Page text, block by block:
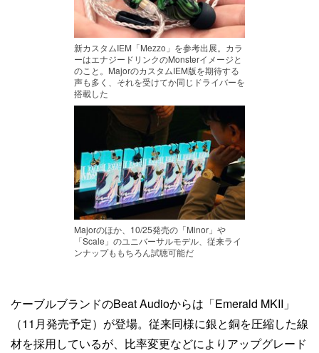
新カスタムIEM「Mezzo」を参考出展。カラ
ーはエナジードリンクのMonsterイメージと
のこと。MajorのカスタムIEM版を期待する
声も多く、それを受けてか同じドライバーを
搭載した
Majorのほか、10/25発売の「Minor」や
「Scale」のユニバーサルモデル、従来ライ
ンナップももちろん試聴可能だ
ケーブルブランドのBeat Audioからは「Emerald MKII」
（11月発売予定）が登場。従来同様に銀と銅を圧縮した線
材を採用しているが、比率変更などによりアップグレード